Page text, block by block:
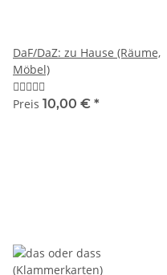
DaF/DaZ: zu Hause (Räume,
Möbel)
Preis 10,00 € *